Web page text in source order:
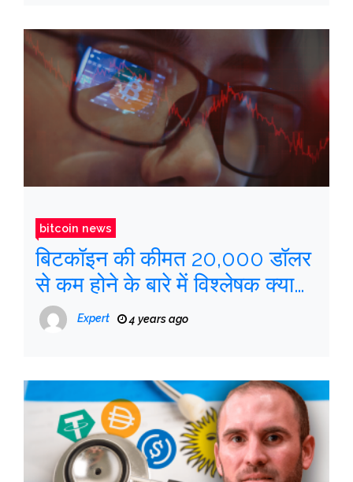
bitcoin news
बिटकॉइन की कीमत 20,000 डॉलर
से कम होने के बारे में विश्लेषक क्या
कह रहे हैं?
Expert 4 years ago